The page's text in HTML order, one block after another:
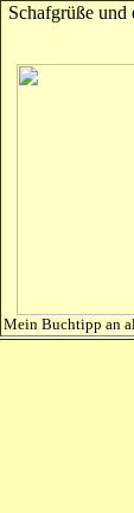
Schafgrüße und
Mein Buchtipp an